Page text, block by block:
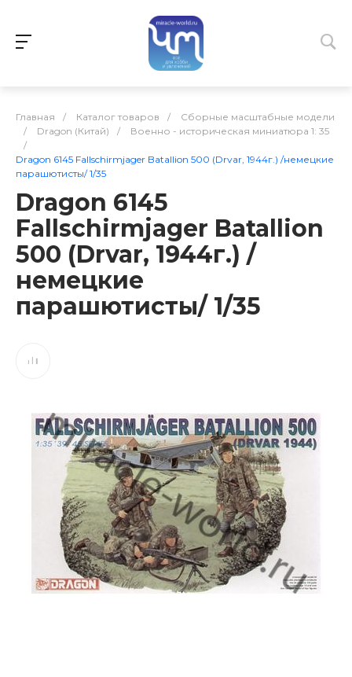
Главная / Каталог товаров /
Сборные масштабные модели
/
Dragon (Китай) /
Военно - историческая миниатюра 1: 35
/
Dragon 6145 Fallschirmjager Batallion 500 (Drvar, 1944г.) /немецкие
парашютисты/ 1/35
Dragon 6145
Fallschirmjager Batallion
500 (Drvar, 1944г.) /
немецкие
парашютисты/ 1/35